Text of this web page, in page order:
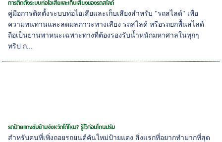
การติดตั้งระบบท่อไอเสียและเก็บเสียงของรถสไลด์
คู่มือการติดตั้งระบบท่อไอเสียและเก็บเสียงสำหรับ "รถสไลด์" เพื่อ
ความทนทานและลดมลภาวะทางเสียง รถสไลด์ หรือรถยกพื้นสไลด์
ถือเป็นยานพาหนะเฉพาะทางที่ต้องรองรับน้ำหนักมหาศาลในทุกๆ
ทริป ก...
รถป้ายแดงขับข้ามจังหวัดได้ไหม? รู้ไว้ก่อนโดนปรับ
สำหรับคนที่เพิ่งถอยรถยนต์คันใหม่ป้ายแดง สิ่งแรกที่อยากทำมากที่สุด